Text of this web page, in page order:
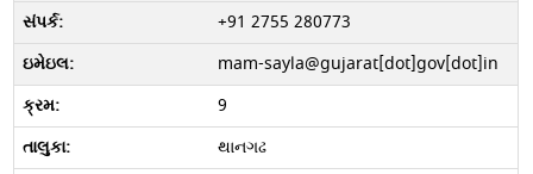
+91 2755 280773
mam-sayla@gujarat[dot]gov[dot]in
9
થાનગઢ